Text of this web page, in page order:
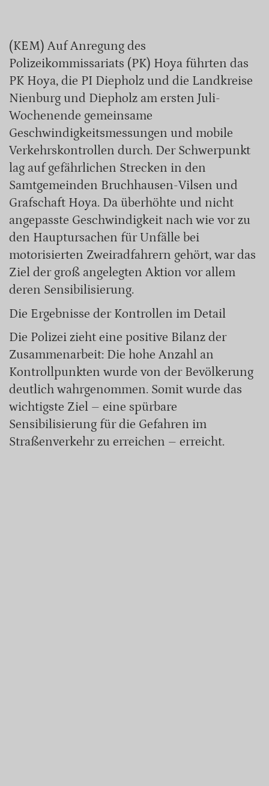
(KEM) Auf Anregung des
Polizeikommissariats (PK) Hoya führten das
PK Hoya, die PI Diepholz und die Landkreise
Nienburg und Diepholz am ersten Juli-
Wochenende gemeinsame
Geschwindigkeitsmessungen und mobile
Verkehrskontrollen durch. Der Schwerpunkt
lag auf gefährlichen Strecken in den
Samtgemeinden Bruchhausen-Vilsen und
Grafschaft Hoya. Da überhöhte und nicht
angepasste Geschwindigkeit nach wie vor zu
den Hauptursachen für Unfälle bei
motorisierten Zweiradfahrern gehört, war das
Ziel der groß angelegten Aktion vor allem
deren Sensibilisierung.
Die Ergebnisse der Kontrollen im Detail
Die Polizei zieht eine positive Bilanz der
Zusammenarbeit: Die hohe Anzahl an
Kontrollpunkten wurde von der Bevölkerung
deutlich wahrgenommen. Somit wurde das
wichtigste Ziel – eine spürbare
Sensibilisierung für die Gefahren im
Straßenverkehr zu erreichen – erreicht.